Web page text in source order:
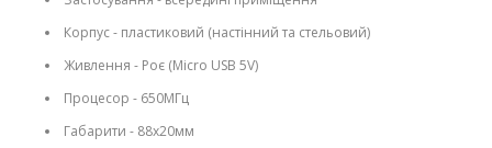
Корпус - пластиковий (настінний та стельовий)
Живлення - Роє (Micro USB 5V)
Процесор - 650МГц
Габарити - 88х20мм